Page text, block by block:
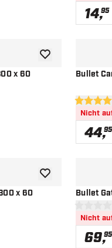
14,95
x 60
öffnen
Zur Wunschliste
Bullet
5
Nicht
44,95
x 60
öffnen
Zur Wunschliste
Bullet
0
Nicht
69,95